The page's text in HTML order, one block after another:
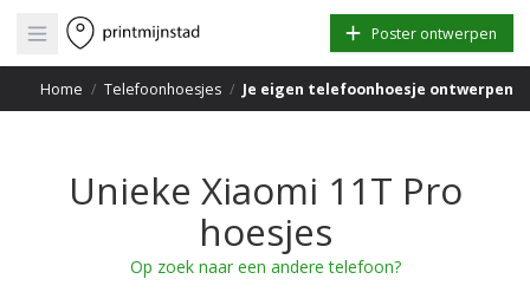
Open main menu Poster ontwerpen
Home / Telefoonhoesjes / Je eigen telefoonhoesje ontwerpen
Unieke Xiaomi 11T Pro
hoesjes
Op zoek naar een andere telefoon?